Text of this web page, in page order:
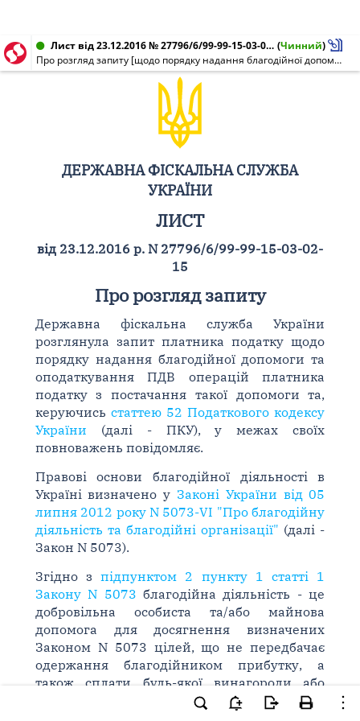
Лист від 23.12.2016 № 27796/6/99-99-15-03-02-15 (Чинний)
Про розгляд запиту [щодо порядку надання благодійної допомоги та оподаткування ПДВ операцій платника податку з постачання такої допомоги]
ДЕРЖАВНА ФІСКАЛЬНА СЛУЖБА
УКРАЇНИ
ЛИСТ
від 23.12.2016 р. N 27796/6/99-99-15-03-02-
15
Про розгляд запиту
Державна фіскальна служба України
розглянула запит платника податку щодо
порядку надання благодійної допомоги та
оподаткування ПДВ операцій платника
податку з постачання такої допомоги та,
керуючись статтею 52 Податкового кодексу
України (далі - ПКУ), у межах своїх
повноважень повідомляє.
Правові основи благодійної діяльності в
Україні визначено у Законі України від 05
липня 2012 року N 5073-VI "Про благодійну
діяльність та благодійні організації" (далі -
Закон N 5073).
Згідно зпідпунктом 2 пункту 1 статті 1
Закону N 5073 благодійна діяльність - це
добровільна особиста та/або майнова
допомога для досягнення визначених
Законом N 5073 цілей, що не передбачає
одержання благодійником прибутку, а
також сплати будь-якої винагороди або
компенсації благодійнику від імені або за